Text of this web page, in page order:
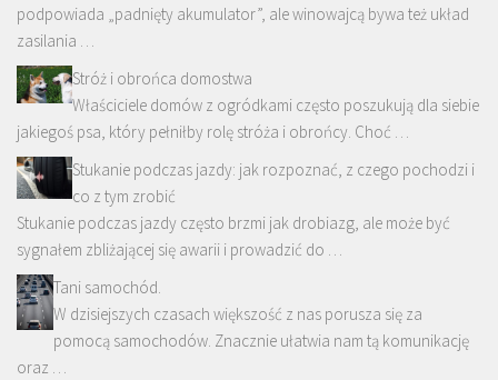
podpowiada „padnięty akumulator”, ale winowajcą bywa też układ
zasilania …
Stróż i obrońca domostwa
Właściciele domów z ogródkami często poszukują dla siebie
jakiegoś psa, który pełniłby rolę stróża i obrońcy. Choć …
Stukanie podczas jazdy: jak rozpoznać, z czego pochodzi i
co z tym zrobić
Stukanie podczas jazdy często brzmi jak drobiazg, ale może być
sygnałem zbliżającej się awarii i prowadzić do …
Tani samochód.
W dzisiejszych czasach większość z nas porusza się za
pomocą samochodów. Znacznie ułatwia nam tą komunikację
oraz …